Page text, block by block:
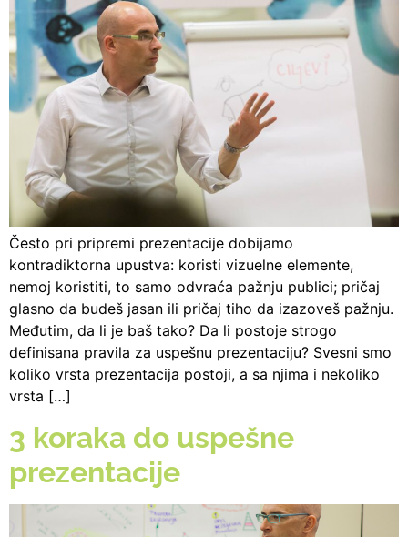
Često pri pripremi prezentacije dobijamo
kontradiktorna upustva: koristi vizuelne elemente,
nemoj koristiti, to samo odvraća pažnju publici; pričaj
glasno da budeš jasan ili pričaj tiho da izazoveš pažnju.
Međutim, da li je baš tako? Da li postoje strogo
definisana pravila za uspešnu prezentaciju? Svesni smo
koliko vrsta prezentacija postoji, a sa njima i nekoliko
vrsta […]
3 koraka do uspešne
prezentacije